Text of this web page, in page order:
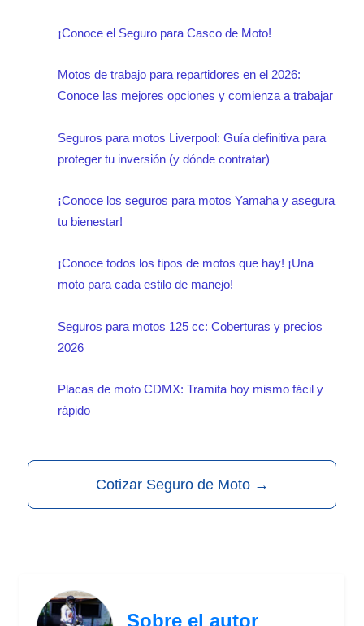
¡Conoce el Seguro para Casco de Moto!
Motos de trabajo para repartidores en el 2026:
Conoce las mejores opciones y comienza a trabajar
Seguros para motos Liverpool: Guía definitiva para
proteger tu inversión (y dónde contratar)
¡Conoce los seguros para motos Yamaha y asegura
tu bienestar!
¡Conoce todos los tipos de motos que hay! ¡Una
moto para cada estilo de manejo!
Seguros para motos 125 cc: Coberturas y precios
2026
Placas de moto CDMX: Tramita hoy mismo fácil y
rápido
Cotizar Seguro de Moto →
Sobre el autor